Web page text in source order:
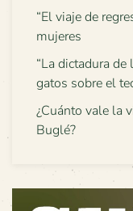
“El viaje de
mujeres
“La dictadura
gatos sobre el
¿Cuánto vale la
Buglé?